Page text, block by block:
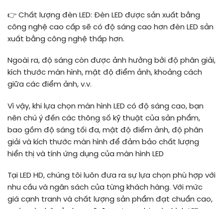
👉 Chất lượng đèn LED: Đèn LED được sản xuất bằng
công nghệ cao cấp sẽ có độ sáng cao hơn đèn LED sản
xuất bằng công nghệ thấp hơn.
Ngoài ra, độ sáng còn được ảnh hưởng bởi độ phân giải,
kích thước màn hình, mật độ điểm ảnh, khoảng cách
giữa các điểm ảnh, v.v.
Vì vậy, khi lựa chọn màn hình LED có độ sáng cao, bạn
nên chú ý đến các thông số kỹ thuật của sản phẩm,
bao gồm độ sáng tối đa, mật độ điểm ảnh, độ phân
giải và kích thước màn hình để đảm bảo chất lượng
hiển thị và tính ứng dụng của màn hình LED
Tại LED HD, chúng tôi luôn đưa ra sự lựa chọn phù hợp với
nhu cầu và ngân sách của từng khách hàng. Với mức
giá cạnh tranh và chất lượng sản phẩm đạt chuẩn cao,